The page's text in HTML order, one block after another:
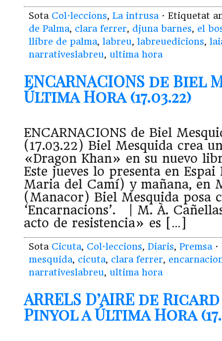
Sota Col·leccions, La intrusa · Etiquetat
de Palma, clara ferrer, djuna barnes, el
llibre de palma, labreu, labreuedicions,
narrativeslabreu, ultima hora
ENCARNACIONS de Biel
Última Hora (17.03.22)
ENCARNACIONS de Biel
(17.03.22) Biel Mesquida crea
«Dragon Khan» en su nuevo
Este jueves lo presenta en Espai
Maria del Camí) y mañana, en
(Manacor) Biel Mesquida posa
‘Encarnacions’. | M. À.
acto de resistencia» es […]
Sota Cicuta, Col·leccions, Diaris, Premsa
mesquida, cicuta, clara ferrer,
narrativeslabreu, ultima hora
ARRELS D’AIRE de
Pinyol a Última Hora